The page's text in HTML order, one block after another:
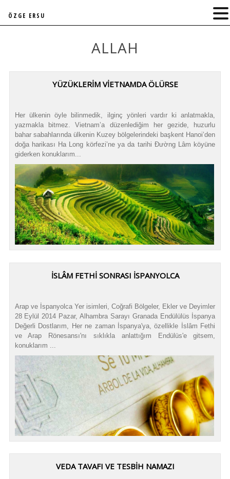
ALLAH
YÜZÜKLERİM VİETNAMDA ÖLÜRSE
Her ülkenin öyle bilinmedik, ilginç yönleri vardır ki anlatmakla,
yazmakla bitmez. Vietnam’a düzenlediğim her gezide, huzurlu
bahar sabahlarında ülkenin Kuzey bölgelerindeki başkent Hanoi’den
doğa harikası Ha Long körfezi’ne ya da tarihi Đường Lâm köyüne
giderken konuklarım...
İSLÂM FETHİ SONRASI İSPANYOLCA
Arap ve İspanyolca Yer isimleri, Coğrafi Bölgeler, Ekler ve Deyimler
28 Eylül 2014 Pazar, Alhambra Sarayı Granada Endülülüs İspanya
Değerli Dostlarım, Her ne zaman İspanya'ya, özellikle İslâm Fethi
ve Arap Rönesansı'nı sıklıkla anlattığım Endülüs'e gitsem,
konuklarım ...
VEDA TAVAFI VE TESBİH NAMAZI
ÖZGE ERSU